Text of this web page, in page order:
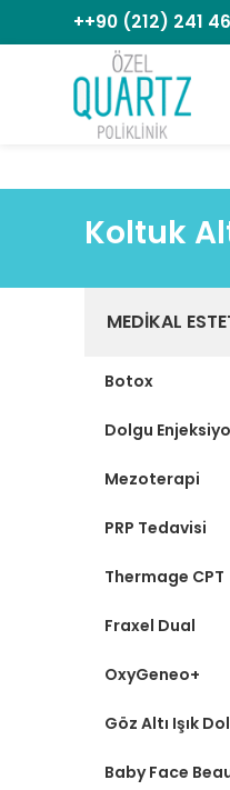
++90 (212) 241
Koltuk
MEDIKAL
Botox
Dolgu
Mezoterapi
PRP Tedavisi
Thermage CPT
Fraxel Dual
OxyGeneo+
Göz Altı Işık
Baby Face